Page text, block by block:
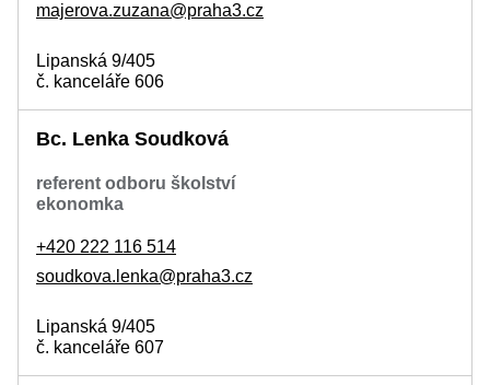
majerova.zuzana@praha3.cz
Lipanská 9/405
č. kanceláře 606
Bc. Lenka Soudková
referent odboru školství
ekonomka
+420 222 116 514
soudkova.lenka@praha3.cz
Lipanská 9/405
č. kanceláře 607